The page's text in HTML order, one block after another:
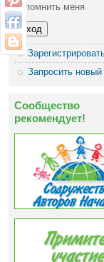
Запомнить меня
Запросить
Сообщество
рекомендует!